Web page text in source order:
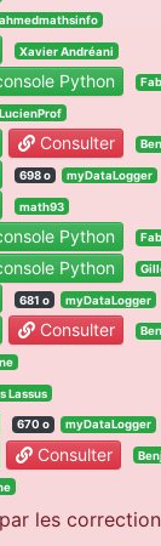
ahmedmathsinfo
Xavier Andréani
Python
LucienProf
Consulter
698 o myDataLogger
math93
Python
Python
681 o myDataLogger
Consulter
Lassus
670 o myDataLogger
Consulter
les